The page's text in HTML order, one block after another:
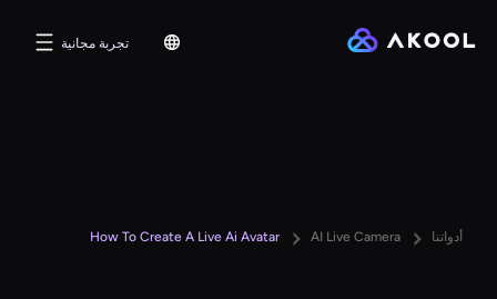
تجربة مجانية
أدواتنا AI Live Camera
How To Create A Live Ai Avatar